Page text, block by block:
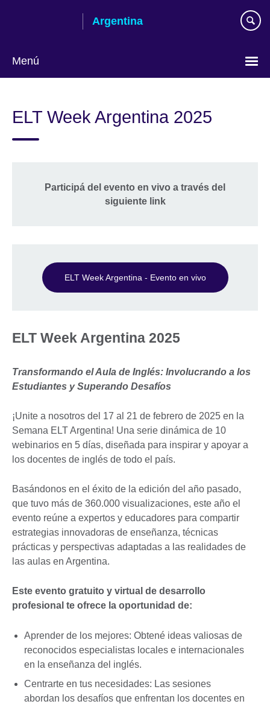
Argentina
Menú
language
ELT Week Argentina 2025
Participá del evento en vivo a través del
siguiente link
ELT Week Argentina - Evento en vivo
ELT Week Argentina 2025
Transformando el Aula de Inglés: Involucrando a los
Estudiantes y Superando Desafíos
¡Unite a nosotros del 17 al 21 de febrero de 2025 en la
Semana ELT Argentina! Una serie dinámica de 10
webinarios en 5 días, diseñada para inspirar y apoyar a
los docentes de inglés de todo el país.
Basándonos en el éxito de la edición del año pasado,
que tuvo más de 360.000 visualizaciones, este año el
evento reúne a expertos y educadores para compartir
estrategias innovadoras de enseñanza, técnicas
prácticas y perspectivas adaptadas a las realidades de
las aulas en Argentina.
Este evento gratuito y virtual de desarrollo
profesional te ofrece la oportunidad de:
Aprender de los mejores: Obtené ideas valiosas de
reconocidos especialistas locales e internacionales
en la enseñanza del inglés.
Centrarte en tus necesidades: Las sesiones
abordan los desafíos que enfrentan los docentes en